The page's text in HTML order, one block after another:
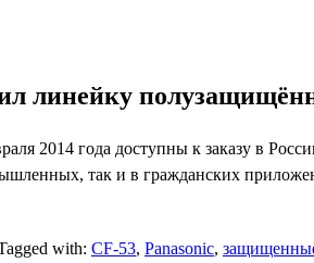
линейку
2014 года доступны к заказу в
так и в гражданских
with: CF-53, Panasonic,